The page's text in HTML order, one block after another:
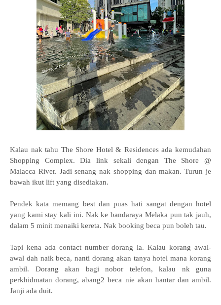
Kalau nak tahu The Shore Hotel & Residences ada kemudahan
Shopping Complex. Dia link sekali dengan The Shore @
Malacca River. Jadi senang nak shopping dan makan. Turun je
bawah ikut lift yang disediakan.
Pendek kata memang best dan puas hati sangat dengan hotel
yang kami stay kali ini. Nak ke bandaraya Melaka pun tak jauh,
dalam 5 minit menaiki kereta. Nak booking beca pun boleh tau.
Tapi kena ada contact number dorang la. Kalau korang awal-
awal dah naik beca, nanti dorang akan tanya hotel mana korang
ambil. Dorang akan bagi nobor telefon, kalau nk guna
perkhidmatan dorang, abang2 beca nie akan hantar dan ambil.
Janji ada duit.